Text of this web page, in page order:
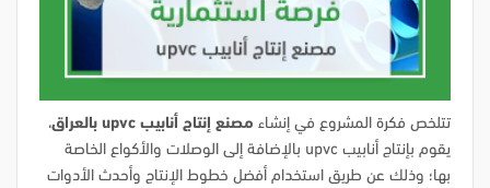
تتلخص فكرة المشروع في إنشاء مصنع إنتاج أنابيب upvc بالعراق
،
يقوم بإنتاج أنابيب upvc بالإضافة إلى الوصلات والأكواع الخاصة
بها؛ وذلك عن طريق استخدام أفضل خطوط الإنتاج وأحدث الأدوات